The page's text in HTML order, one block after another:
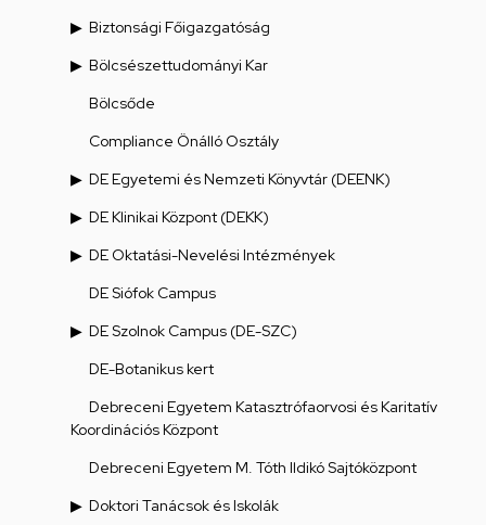
Biztonsági Főigazgatóság
Bölcsészettudományi Kar
Bölcsőde
Compliance Önálló Osztály
DE Egyetemi és Nemzeti Könyvtár (DEENK)
DE Klinikai Központ (DEKK)
DE Oktatási-Nevelési Intézmények
DE Siófok Campus
DE Szolnok Campus (DE-SZC)
DE-Botanikus kert
Debreceni Egyetem Katasztrófaorvosi és Karitatív
Koordinációs Központ
Debreceni Egyetem M. Tóth Ildikó Sajtóközpont
Doktori Tanácsok és Iskolák